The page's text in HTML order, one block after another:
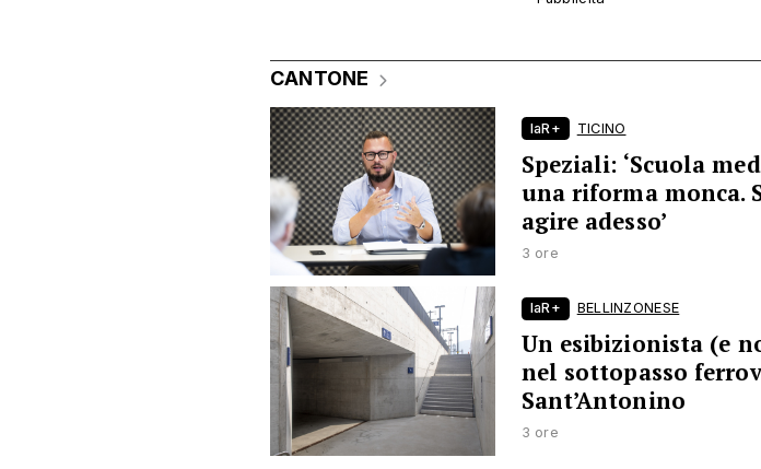
CANTONE
laR+ TICINO
Speziali: ‘Scuola
una riforma monca.
agire adesso’
3 ore
laR+ BELLINZONESE
Un esibizionista (e
nel sottopasso
Sant’Antonino
3 ore